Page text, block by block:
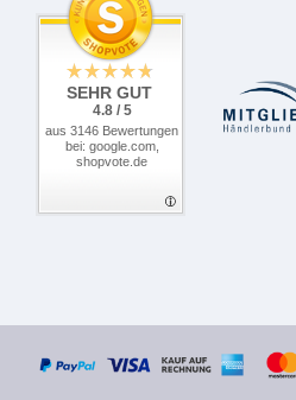
SEHR GUT
4.8 / 5
aus 3146 Bewertungen
bei: google.com,
shopvote.de